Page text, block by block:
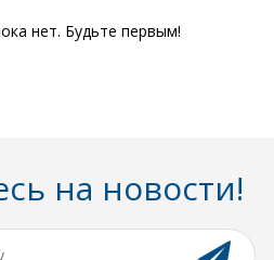
нет. Будьте первым!
на новости!